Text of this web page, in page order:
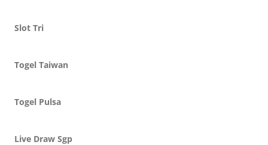
Slot Tri
Togel Taiwan
Togel Pulsa
Live Draw Sgp